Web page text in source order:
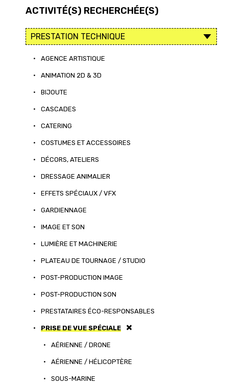
ACTIVITÉ(S) RECHERCHÉE(S)
• AGENCE ARTISTIQUE
• ANIMATION 2D & 3D
• BIJOUTE
• CASCADES
• CATERING
• COSTUMES ET ACCESSOIRES
• DÉCORS, ATELIERS
• DRESSAGE ANIMALIER
• EFFETS SPÉCIAUX / VFX
• GARDIENNAGE
• IMAGE ET SON
• LUMIÈRE ET MACHINERIE
• PLATEAU DE TOURNAGE / STUDIO
• POST-PRODUCTION IMAGE
• POST-PRODUCTION SON
• PRESTATAIRES ÉCO-RESPONSABLES
• PRISE DE VUE SPÉCIALE
• AÉRIENNE / DRONE
• AÉRIENNE / HÉLICOPTÈRE
• SOUS-MARINE